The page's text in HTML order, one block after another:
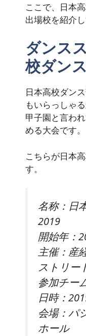
ここで、日本
出場校を紹介
ダンス
校ダン
日本高校ダン
もいらっしゃ
甲子園と言わ
める大会です。
こちらが日本
す。
名称：日
2019
開始年：
主催：産
ストリー
参加チー
日時：
会場：パ
ホール